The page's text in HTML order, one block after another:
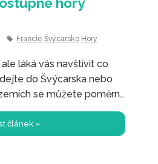
Francie Švýcarsko Hory
láká vás navštívit co
do Švýcarska nebo
se můžete poměrně
je naše Sněžka.
článek »